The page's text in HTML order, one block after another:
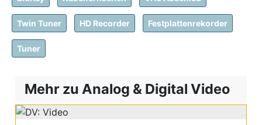
Twin Tuner HD Recorder Festplattenrekorder
Tuner
Mehr zu Analog & Digital Video